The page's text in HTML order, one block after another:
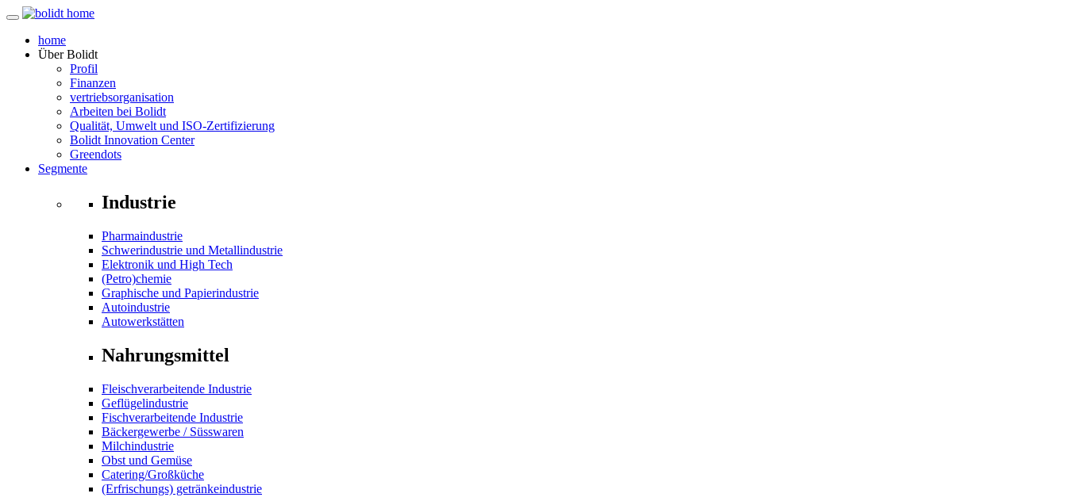
home
ÜberBolidt
Profil
Finanzen
vertriebsorganisation
Arbeiten bei Bolidt
Qualität, Umwelt und ISO-Zertifizierung
Bolidt Innovation Center
Greendots
Segmente
Industrie
Pharmaindustrie
Schwerindustrie und Metallindustrie
Elektronik und High Tech
(Petro)chemie
Graphische und Papierindustrie
Autoindustrie
Autowerkstätten
Nahrungsmittel
Fleischverarbeitende Industrie
Geflügelindustrie
Fischverarbeitende Industrie
Bäckergewerbe / Süsswaren
Milchindustrie
Obst und Gemüse
Catering/Großküche
(Erfrischungs) getränkeindustrie